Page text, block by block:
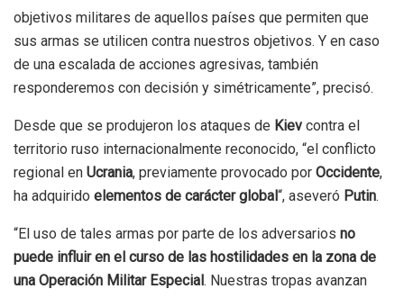
objetivos militares de aquellos países que permiten que
sus armas se utilicen contra nuestros objetivos. Y en caso
de una escalada de acciones agresivas, también
responderemos con decisión y simétricamente”, precisó.
Desde que se produjeron los ataques de Kiev contra el
territorio ruso internacionalmente reconocido, “el conflicto
regional en Ucrania, previamente provocado por Occidente,
ha adquirido elementos de carácter global “, aseveró Putin.
“El uso de tales armas por parte de los adversarios no
puede influir en el curso de las hostilidades en la zona de
una Operación Militar Especial . Nuestras tropas avanzan